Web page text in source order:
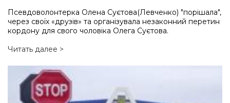
Псевдоволонтерка Олена Суєтова(Левченко) "порішала",
через своїх «друзів» та організувала незаконний перетин
кордону для свого чоловіка Олега Суєтова.
Читать далее >